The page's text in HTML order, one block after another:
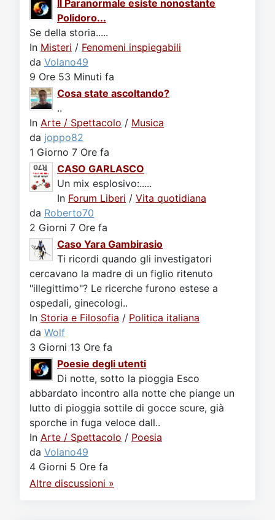
Il Paranormale esiste nonostante
Polidoro...
Se della storia.....
In Misteri / Fenomeni inspiegabili
da Volano49
9 Ore 53 Minuti fa
Cosa state ascoltando?
..
In Arte / Spettacolo / Musica
da joppo82
1 Giorno 7 Ore fa
CASO GARLASCO
Un mix esplosivo:.....
In Forum Liberi / Vita quotidiana
da Roberto70
2 Giorni 7 Ore fa
Caso Yara Gambirasio
Ti ricordi quando gli investigatori
cercavano la madre di un figlio ritenuto
"illegittimo"? Le ricerche furono estese a
ospedali, ginecologi..
In Storia e Filosofia / Politica italiana
da Wolf
3 Giorni 13 Ore fa
Poesie degli utenti
Di notte, sotto la pioggia Esco
abbardato incontro alla notte che piange un
lutto di pioggia sottile di gocce scure, già
sporche in fuga veloce dall..
In Arte / Spettacolo / Poesia
da Volano49
4 Giorni 5 Ore fa
Altre discussioni »